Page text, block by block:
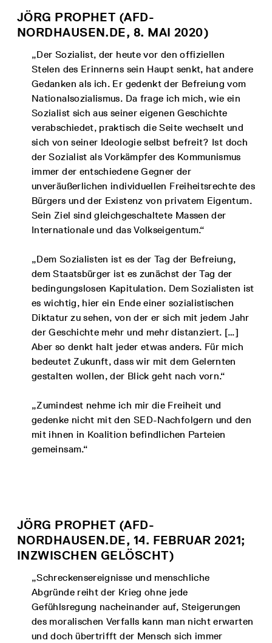
JÖRG PROPHET (AFD-
NORDHAUSEN.DE, 8. MAI 2020)
„Der Sozialist, der heute vor den offiziellen
Stelen des Erinnerns sein Haupt senkt, hat andere
Gedanken als ich. Er gedenkt der Befreiung vom
Nationalsozialismus. Da frage ich mich, wie ein
Sozialist sich aus seiner eigenen Geschichte
verabschiedet, praktisch die Seite wechselt und
sich von seiner Ideologie selbst befreit? Ist doch
der Sozialist als Vorkämpfer des Kommunismus
immer der entschiedene Gegner der
unveräußerlichen individuellen Freiheitsrechte des
Bürgers und der Existenz von privatem Eigentum.
Sein Ziel sind gleichgeschaltete Massen der
Internationale und das Volkseigentum.“
„Dem Sozialisten ist es der Tag der Befreiung,
dem Staatsbürger ist es zunächst der Tag der
bedingungslosen Kapitulation. Dem Sozialisten ist
es wichtig, hier ein Ende einer sozialistischen
Diktatur zu sehen, von der er sich mit jedem Jahr
der Geschichte mehr und mehr distanziert. […]
Aber so denkt halt jeder etwas anders. Für mich
bedeutet Zukunft, dass wir mit dem Gelernten
gestalten wollen, der Blick geht nach vorn.“
„Zumindest nehme ich mir die Freiheit und
gedenke nicht mit den SED-Nachfolgern und den
mit ihnen in Koalition befindlichen Parteien
gemeinsam.“
JÖRG PROPHET (AFD-
NORDHAUSEN.DE, 14. FEBRUAR 2021;
INZWISCHEN GELÖSCHT)
„Schreckensereignisse und menschliche
Abgründe reiht der Krieg ohne jede
Gefühlsregung nacheinander auf, Steigerungen
des moralischen Verfalls kann man nicht erwarten
und doch übertrifft der Mensch sich immer